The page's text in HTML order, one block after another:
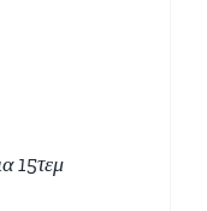
15τεμ